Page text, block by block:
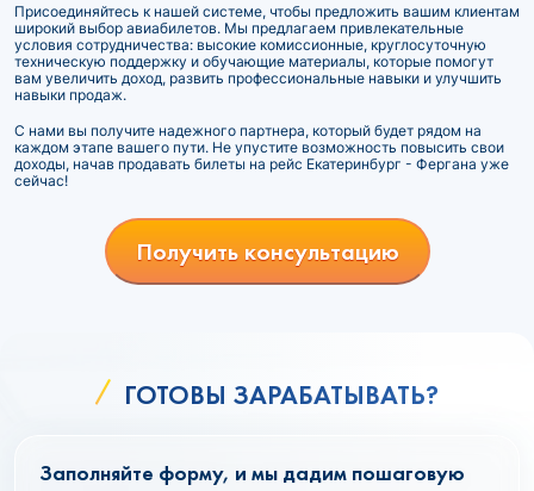
Присоединяйтесь к нашей системе, чтобы предложить вашим клиентам
широкий выбор авиабилетов. Мы предлагаем привлекательные
условия сотрудничества: высокие комиссионные, круглосуточную
техническую поддержку и обучающие материалы, которые помогут
вам увеличить доход, развить профессиональные навыки и улучшить
навыки продаж.
С нами вы получите надежного партнера, который будет рядом на
каждом этапе вашего пути. Не упустите возможность повысить свои
доходы, начав продавать билеты на рейс Екатеринбург - Фергана уже
сейчас!
Получить консультацию
ГОТОВЫ ЗАРАБАТЫВАТЬ?
Заполняйте форму, и мы дадим пошаговую